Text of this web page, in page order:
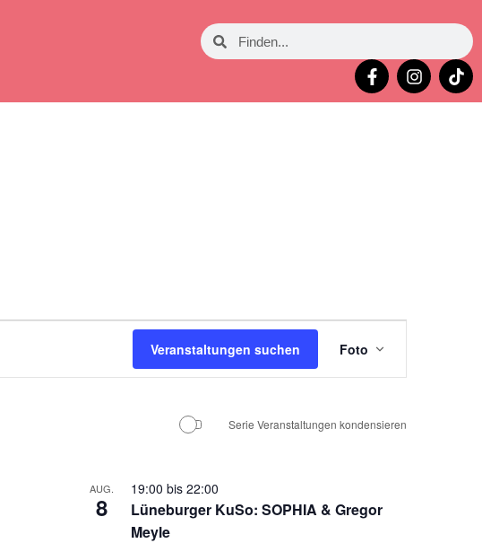
Veranstaltungen suchen Foto
Serie Veranstaltungen kondensieren
AUG.
8
Lüneburger KuSo: SOPHIA & Gregor
Meyle
19:00 bis 22:00